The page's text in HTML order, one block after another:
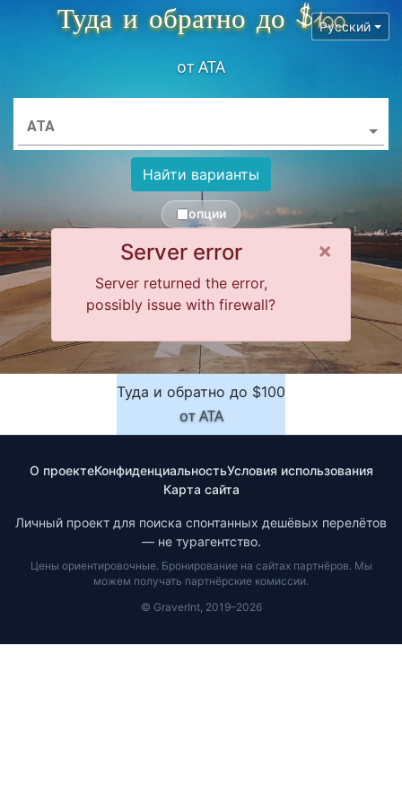
Русский
Туда и обратно до $100
от ATA
ATA
Найти варианты
опции
×
Server error
Server returned the error,
possibly issue with firewall?
Туда и обратно до $100
от ATA
О проектеКонфиденциальностьУсловия использования
Карта сайта
Личный проект для поиска спонтанных дешёвых перелётов
— не турагентство.
Цены ориентировочные. Бронирование на сайтах партнёров. Мы
можем получать партнёрские комиссии.
© GraverInt, 2019–2026